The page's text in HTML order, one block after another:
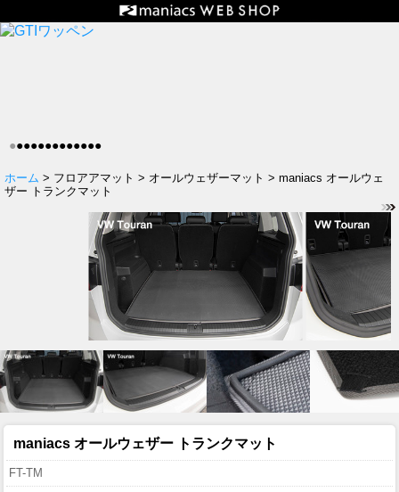
●●●●●●●●●●●●●
ホーム > フロアアマット > オールウェザーマット > maniacs オールウェ
ザー トランクマット
maniacs オールウェザー トランクマット
FT-TM